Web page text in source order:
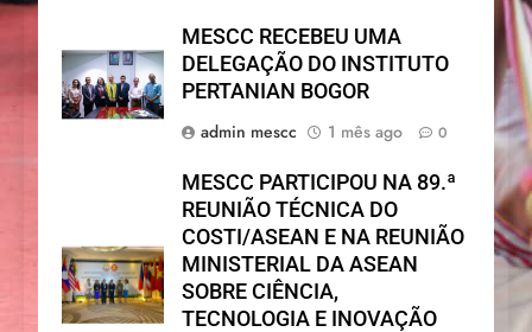
MESCC RECEBEU UMA
DELEGAÇÃO DO INSTITUTO
PERTANIAN BOGOR
admin mescc
1 mês ago 0
MESCC PARTICIPOU NA 89.ª
REUNIÃO TÉCNICA DO
COSTI/ASEAN E NA REUNIÃO
MINISTERIAL DA ASEAN
SOBRE CIÊNCIA,
TECNOLOGIA E INOVAÇÃO